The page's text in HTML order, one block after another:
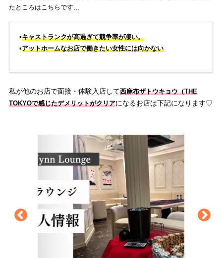
たところはこちらです…
▪️キャストランクが高過ぎて競争率が凄い。
▪️アットホームなお店で働きたい女性には向かない
私が他のお店で面接・体験入店して西麻布ザトウキョウ（THE
TOKYOで感じたデメリットがクリアになるお店は下記になります♡